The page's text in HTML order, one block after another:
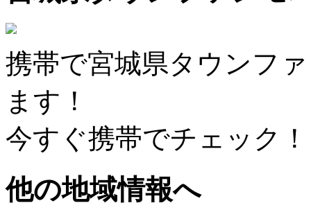
携帯で宮城県タウンフ
ます！
今すぐ携帯でチェック！
他の地域情報へ